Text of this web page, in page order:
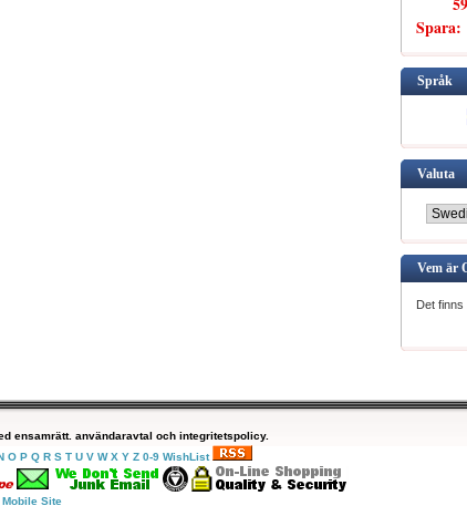
Språk
Valuta
Vem är
Det finns
ensamrätt. användaravtal och integritetspolicy.
O P Q R S T U V W X Y Z 0-9 WishList
Site